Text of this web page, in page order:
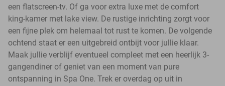
een flatscreen-tv. Of ga voor extra luxe met de comfort
king-kamer met lake view. De rustige inrichting zorgt voor
een fijne plek om helemaal tot rust te komen. De volgende
ochtend staat er een uitgebreid ontbijt voor jullie klaar.
Maak jullie verblijf eventueel compleet met een heerlijk 3-
gangendiner of geniet van een moment van pure
ontspanning in Spa One. Trek er overdag op uit in